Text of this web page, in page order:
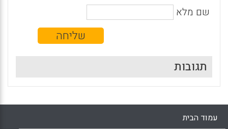
שם מלא
תגובות
עמוד הבית